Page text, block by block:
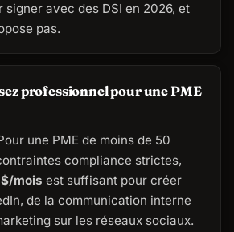
signer avec des DSI en 2026, et
pas.
professionnel pour une PME
une PME de moins de 50
compliance strictes,
mois est suffisant pour créer
de la communication interne
sur les réseaux sociaux.